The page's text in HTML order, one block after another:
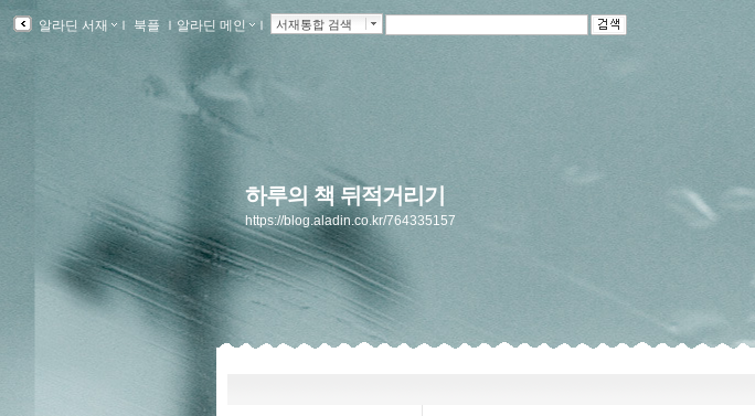
알라딘 서재 ｌ 북플 ｌ 알라딘 메인 ｌ 서재통합 검색
하루의 책 뒤적거리기
https://blog.aladin.co.kr/764335157